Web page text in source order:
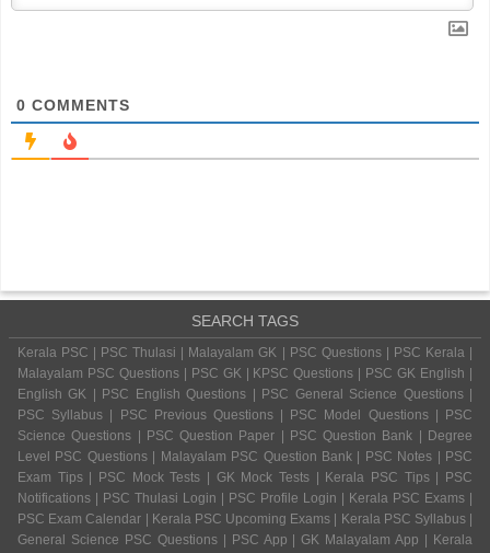
0 COMMENTS
SEARCH TAGS
Kerala PSC | PSC Thulasi | Malayalam GK | PSC Questions | PSC Kerala |
Malayalam PSC Questions | PSC GK | KPSC Questions | PSC GK English |
English GK | PSC English Questions | PSC General Science Questions |
PSC Syllabus | PSC Previous Questions | PSC Model Questions | PSC
Science Questions | PSC Question Paper | PSC Question Bank | Degree
Level PSC Questions | Malayalam PSC Question Bank | PSC Notes | PSC
Exam Tips | PSC Mock Tests | GK Mock Tests | Kerala PSC Tips | PSC
Notifications | PSC Thulasi Login | PSC Profile Login | Kerala PSC Exams |
PSC Exam Calendar | Kerala PSC Upcoming Exams | Kerala PSC Syllabus |
General Science PSC Questions | PSC App | GK Malayalam App | Kerala